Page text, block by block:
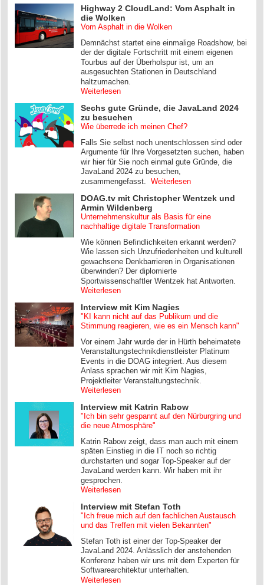
Highway 2 CloudLand: Vom Asphalt in
die Wolken
Vom Asphalt in die Wolken
Demnächst startet eine einmalige Roadshow, bei
der der digitale Fortschritt mit einem eigenen
Tourbus auf der Überholspur ist, um an
ausgesuchten Stationen in Deutschland
haltzumachen.
Weiterlesen
Sechs gute Gründe, die JavaLand 2024
zu besuchen
Wie überrede ich meinen Chef?
Falls Sie selbst noch unentschlossen sind oder
Argumente für Ihre Vorgesetzten suchen, haben
wir hier für Sie noch einmal gute Gründe, die
JavaLand 2024 zu besuchen,
zusammengefasst.
Weiterlesen
DOAG.tv mit Christopher Wentzek und
Armin Wildenberg
Unternehmenskultur als Basis für eine
nachhaltige digitale Transformation
Wie können Befindlichkeiten erkannt werden?
Wie lassen sich Unzufriedenheiten und kulturell
gewachsene Denkbarrieren in Organisationen
überwinden? Der diplomierte
Sportwissenschaftler Wentzek hat Antworten.
Weiterlesen
Interview mit Kim Nagies
"KI kann nicht auf das Publikum und die
Stimmung reagieren, wie es ein Mensch kann"
Vor einem Jahr wurde der in Hürth beheimatete
Veranstaltungstechnikdienstleister Platinum
Events in die DOAG integriert. Aus diesem
Anlass sprachen wir mit Kim Nagies,
Projektleiter Veranstaltungstechnik.
Weiterlesen
Interview mit Katrin Rabow
"Ich bin sehr gespannt auf den Nürburgring und
die neue Atmosphäre"
Katrin Rabow zeigt, dass man auch mit einem
späten Einstieg in die IT noch so richtig
durchstarten und sogar Top-Speaker auf der
JavaLand werden kann. Wir haben mit ihr
gesprochen.
Weiterlesen
Interview mit Stefan Toth
"Ich freue mich auf den fachlichen Austausch
und das Treffen mit vielen Bekannten"
Stefan Toth ist einer der Top-Speaker der
JavaLand 2024. Anlässlich der anstehenden
Konferenz haben wir uns mit dem Experten für
Softwarearchitektur unterhalten.
Weiterlesen